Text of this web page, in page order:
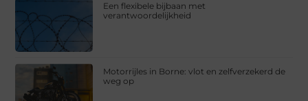
Een flexibele bijbaan met
verantwoordelijkheid
Motorrijles in Borne: vlot en zelfverzekerd de
weg op